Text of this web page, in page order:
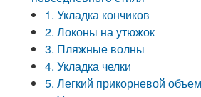
1. Укладка кончиков
2. Локоны на утюжок
3. Пляжные волны
4. Укладка челки
5. Легкий прикорневой объем